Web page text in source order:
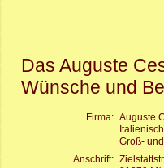
Das Auguste
Wünsche und
Firma: Auguste
Groß-
Anschrift: